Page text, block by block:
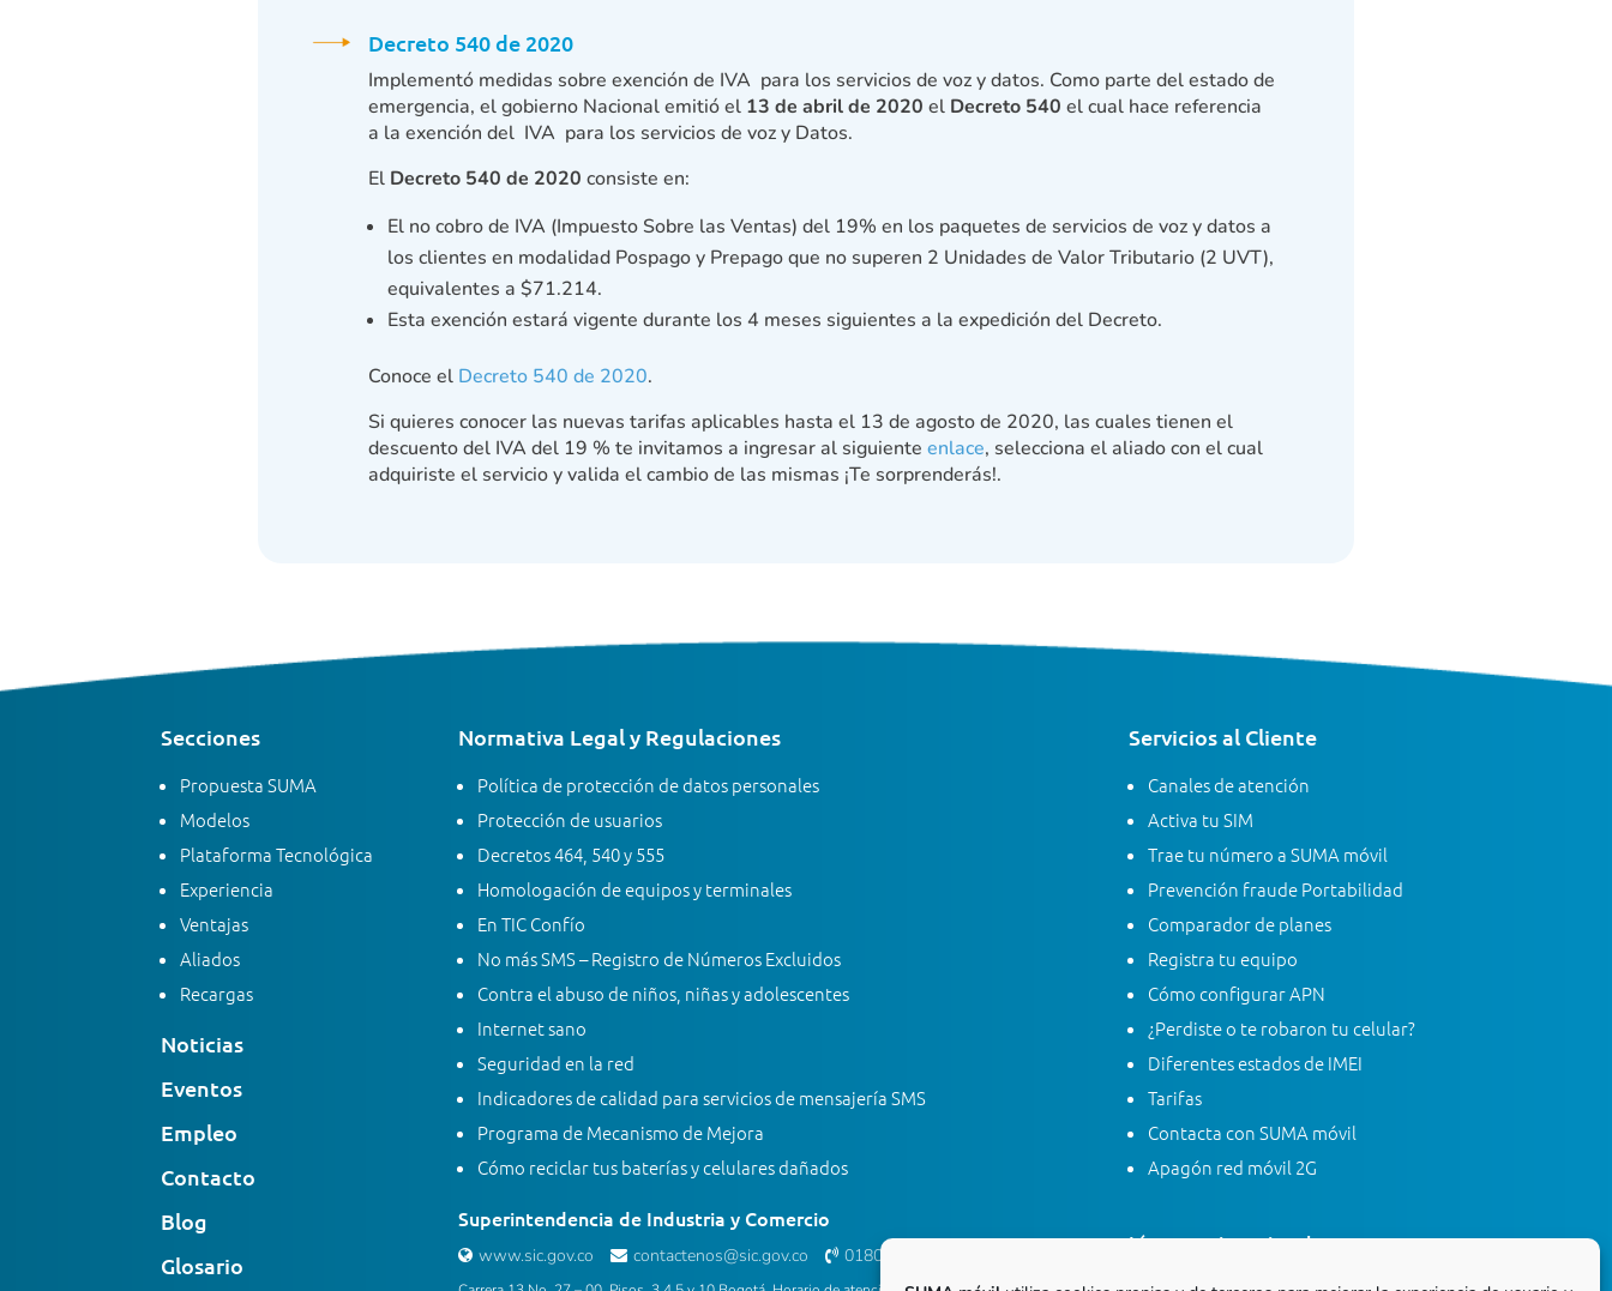
Decreto 540 de 2020
Implementó medidas sobre exención de IVA para los servicios de voz y datos. Como parte del estado de
emergencia, el gobierno Nacional emitió el 13 de abril de 2020 el Decreto 540 el cual hace referencia
a la exención del IVA para los servicios de voz y Datos.
El Decreto 540 de 2020 consiste en:
El no cobro de IVA (Impuesto Sobre las Ventas) del 19% en los paquetes de servicios de voz y datos a
los clientes en modalidad Pospago y Prepago que no superen 2 Unidades de Valor Tributario (2 UVT),
equivalentes a $71.214.
Esta exención estará vigente durante los 4 meses siguientes a la expedición del Decreto.
Conoce el Decreto 540 de 2020.
Si quieres conocer las nuevas tarifas aplicables hasta el 13 de agosto de 2020, las cuales tienen el
descuento del IVA del 19 % te invitamos a ingresar al siguiente enlace, selecciona el aliado con el cual
adquiriste el servicio y valida el cambio de las mismas ¡Te sorprenderás!.
Secciones
Propuesta SUMA
Modelos
Plataforma Tecnológica
Experiencia
Ventajas
Aliados
Recargas
Noticias
Eventos
Empleo
Contacto
Blog
Glosario
Normativa Legal y Regulaciones
Política de protección de datos personales
Protección de usuarios
Decretos 464, 540 y 555
Homologación de equipos y terminales
En TIC Confío
No más SMS – Registro de Números Excluidos
Contra el abuso de niños, niñas y adolescentes
Internet sano
Seguridad en la red
Indicadores de calidad para servicios de mensajería SMS
Programa de Mecanismo de Mejora
Cómo reciclar tus baterías y celulares dañados
Superintendencia de Industria y Comercio
www.sic.gov.co contactenos@sic.gov.co 018000 910165
Servicios al Cliente
Canales de atención
Activa tu SIM
Trae tu número a SUMA móvil
Prevención fraude Portabilidad
Comparador de planes
Registra tu equipo
Cómo configurar APN
¿Perdiste o te robaron tu celular?
Diferentes estados de IMEI
Tarifas
Contacta con SUMA móvil
Apagón red móvil 2G
Línea gratis nacional